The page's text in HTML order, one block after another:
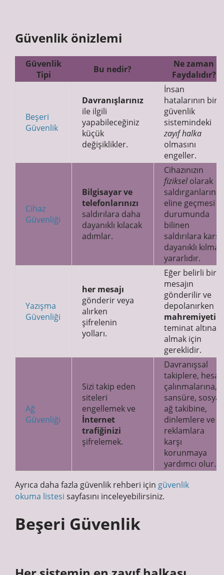
Güvenlik önizlemi
Güvenlik
Tipi
Bu nedir?
Ne zaman
Faydalıdır?
Beşeri
Güvenlik
Davranışlarınız
ile ilgili
yapabileceğiniz
küçük
değişiklikler.
İnsan
hatalarının bir
güvenlik
sistemindeki
zayıf halka
olmasını
engeller.
Cihaz
Güvenliği
Bilgisayar ve
telefonlarınızı
saldırılara daha
dayanıklı kılacak
adımlar.
Cihazınızın
fizikselolarak
saldırganların
eline geçmesi
durumunda
bilinen
saldırılara karşı
dayanıklı kılmak
yararlıdır.
Yazışma
Güvenliği
her mesajı
gönderir veya
alırken
şifrelenin
yolları.
Eğer belirli bir
mesajın
gönderilir ve
depolanırken
mahremiyetini
teminat altına
almak için
gereklidir.
Ağ
Güvenliği
Sizi takip eden
siteleri
engellemek ve
İnternet
trafiğinizi
şifrelemek.
Davranışsal
takiplere, hesap
çalınmalarına,
sansüre, sosyal
ağ takibine,
dinlemlere ve
reklamlara
karşı
korunmaya
yardımcı olur.
Ayrıca daha fazla güvenlik rehberi için güvenlik
okuma listesi sayfasını inceleyebilirsiniz.
Beşeri Güvenlik